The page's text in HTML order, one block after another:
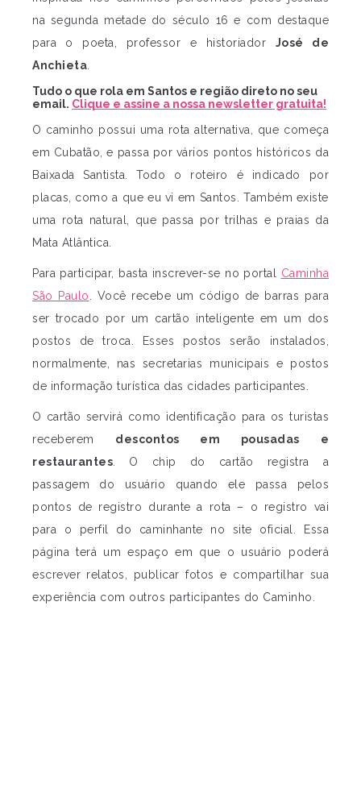
na segunda metade do século 16 e com destaque
para o poeta, professor e historiador José de
Anchieta
Tudo o que rola em Santos e região direto no seu
email. Clique e assine a nossa newsletter gratuita!
O caminho possui uma rota alternativa, que começa
em Cubatão, e passa por vários pontos históricos da
Baixada Santista. Todo o roteiro é indicado por
placas, como a que eu vi em Santos. Também existe
uma rota natural, que passa por trilhas e praias da
Mata Atlântica.
Para participar, basta inscrever-se no portal Caminha
São Paulo . Você recebe um código de barras para
ser trocado por um cartão inteligente em um dos
postos de troca. Esses postos serão instalados,
normalmente, nas secretarias municipais e postos
de informação turística das cidades participantes.
O cartão servirá como identificação para os turistas
receberem descontos em pousadas e
restaurantes . O chip do cartão registra a
passagem do usuário quando ele passa pelos
pontos de registro durante a rota – o registro vai
para o perfil do caminhante no site oficial. Essa
página terá um espaço em que o usuário poderá
escrever relatos, publicar fotos e compartilhar sua
experiência com outros participantes do Caminho.